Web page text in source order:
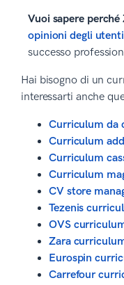
Vuoi sapere
opinioni degli utenti
successo
Hai bisogno di un
interessarti anche
Curriculum da
Curriculum
Curriculum
Curriculum
CV store
Tezenis
OVS
Zara
Eurospin
Carrefour